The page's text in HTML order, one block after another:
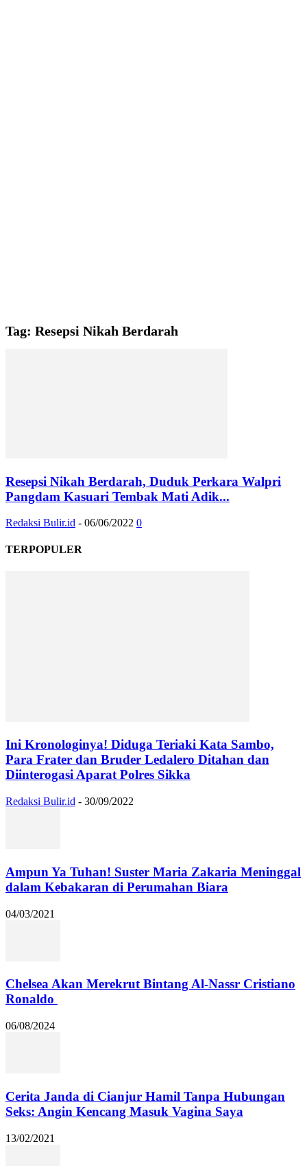
Tag: Resepsi Nikah Berdarah
Resepsi Nikah Berdarah, Duduk Perkara Walpri
Pangdam Kasuari Tembak Mati Adik...
Redaksi Bulir.id - 06/06/2022 0
TERPOPULER
Ini Kronologinya! Diduga Teriaki Kata Sambo,
Para Frater dan Bruder Ledalero Ditahan dan
Diinterogasi Aparat Polres Sikka
Redaksi Bulir.id - 30/09/2022
Ampun Ya Tuhan! Suster Maria Zakaria Meninggal
dalam Kebakaran di Perumahan Biara
04/03/2021
Chelsea Akan Merekrut Bintang Al-Nassr Cristiano
Ronaldo
06/08/2024
Cerita Janda di Cianjur Hamil Tanpa Hubungan
Seks: Angin Kencang Masuk Vagina Saya
13/02/2021